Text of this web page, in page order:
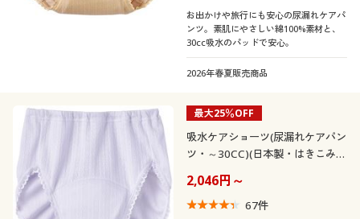
お出かけや旅行にも安心の尿漏れケアパ
ンツ。素肌にやさしい綿100%素材と、
30cc吸水のパッドで安心。
2026年春夏販売商品
最大25％OFF
吸水ケアショーツ(尿漏れケアパン
ツ・～30CC)(日本製・はきこみ丈
2,046円～
67件